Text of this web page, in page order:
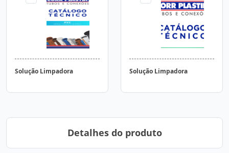
Solução Limpadora Solução Limpadora
Detalhes do produto